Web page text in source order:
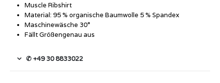
Muscle Ribshirt
Material: 95 % organische Baumwolle 5 % Spandex
Maschinewäsche 30°
Fällt Größengenau aus
✆ +49 30 8833022